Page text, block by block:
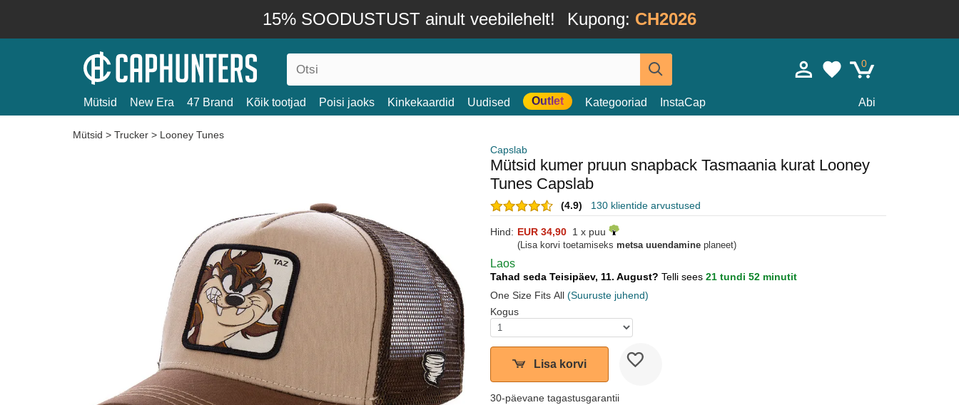
15% SOODUSTUST ainult veebilehelt! Kupong: CH2026
0
Mütsid New Era 47 Brand Kõik tootjad Poisi jaoks Kinkekaardid Uudised Outlet Kategooriad InstaCap Abi
Mütsid > Trucker > Looney Tunes
Capslab
Mütsid kumer pruun snapback Tasmaania kurat Looney
Tunes Capslab
(4.9) 130 klientide arvustused
Hind: EUR 34,90 1 x puu
(Lisa korvi toetamiseks metsa uuendamine planeet)
Laos
Tahad seda Teisipäev, 11. August? Telli sees 21 tundi 52 minutit
One Size Fits All (Suuruste juhend)
Kogus
Lisa korvi
30-päevane tagastusgarantii